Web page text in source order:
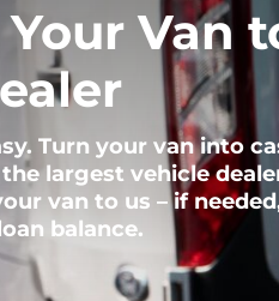
Van
Turn your van into
largest vehicle
van to us – if
balance.